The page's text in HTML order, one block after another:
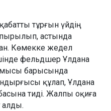
тұрғын үйдің
астында
Көмекке жедел
фельдшер Ұлдана
барысында
құлап, Ұлдана
тиді. Жалпы оқиға
алды.